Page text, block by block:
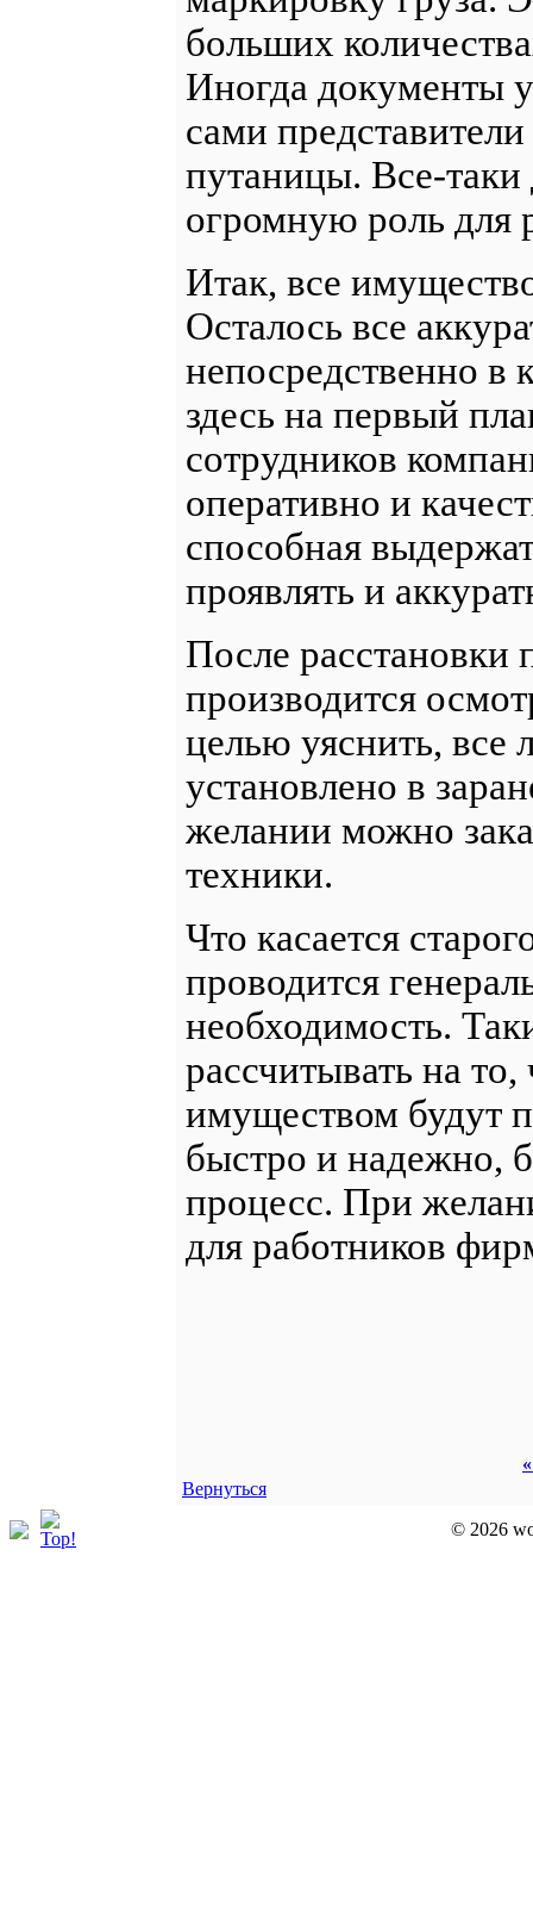
больших
Иногда документы
сами
путаницы. Все-таки
огромную роль для
Итак, все
Осталось все
непосредственно в
здесь на первый
сотрудников
оперативно и
способная
проявлять и
После расстановки
производится
целью уяснить, все
установлено в
желании можно
техники.
Что касается
проводится
необходимость.
рассчитывать на
имуществом будут
быстро и надежно,
процесс. При
для работников
Вернуться
© 2026